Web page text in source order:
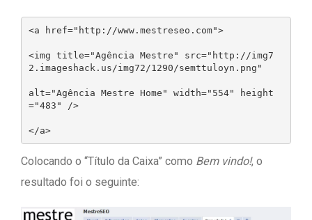
<a href="http://www.mestreseo.com">
<img title="Agência Mestre" src="http://img7
2.imageshack.us/img72/1290/semttuloyn.png"
alt="Agência Mestre Home" width="554" height
="483" />
</a>
Colocando o “Título da Caixa” como Bem vindo!, o
resultado foi o seguinte: